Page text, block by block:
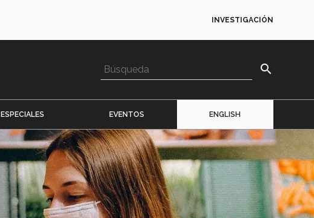
INVESTIGACIÓN
search
ESPECIALES EVENTOS ENGLISH